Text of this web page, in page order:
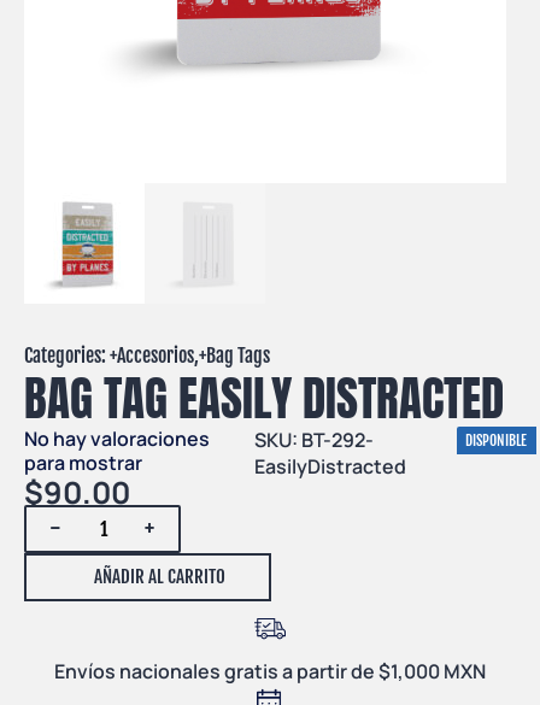
Categories: +Accesorios,+Bag Tags
BAG TAG EASILY DISTRACTED
No hay valoraciones
para mostrar
SKU: BT-292-
EasilyDistracted
DISPONIBLE
$90.00
- +
AÑADIR AL CARRITO
Envíos nacionales gratis a partir de $1,000 MXN